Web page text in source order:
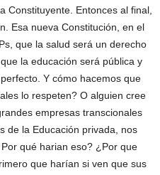
Constituyente. Entonces al final,
Esa nueva Constitución, en el
que la salud será un derecho
la educación será pública y
Y cómo hacemos que
lo respeten? O alguien cree
empresas transcionales
de la Educación privada, nos
qué harian eso? ¿Por que
que harían si ven que sus